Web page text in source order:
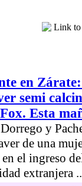
en
semi
Esta
y
de una
el ingreso
extranjera